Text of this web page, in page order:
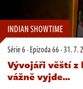
INDIAN SHOWTIME
Série 6·Epizoda 66·31. 7.
Vývojáři věští z
vážně vyjde...